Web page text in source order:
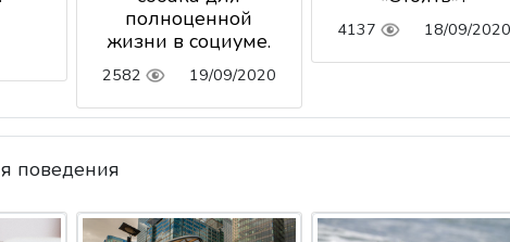
полноценной
жизни в социуме.
2582 19/09/2020
4137 18/09/
поведения